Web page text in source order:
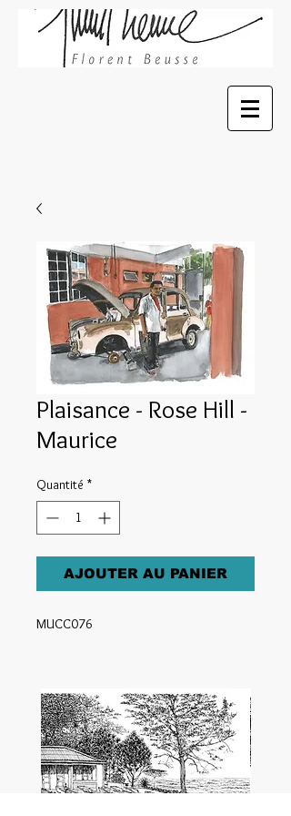
Plaisance - Rose Hill -
Maurice
Quantité *
AJOUTER AU PANIER
MUCC076